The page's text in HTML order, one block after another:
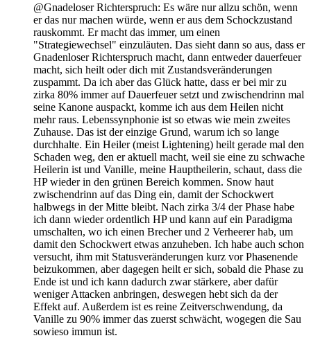
@Gnadeloser Richterspruch: Es wäre nur allzu schön, wenn
er das nur machen würde, wenn er aus dem Schockzustand
rauskommt. Er macht das immer, um einen
"Strategiewechsel" einzuläuten. Das sieht dann so aus, dass er
Gnadenloser Richterspruch macht, dann entweder dauerfeuer
macht, sich heilt oder dich mit Zustandsveränderungen
zuspammt. Da ich aber das Glück hatte, dass er bei mir zu
zirka 80% immer auf Dauerfeuer setzt und zwischendrinn mal
seine Kanone auspackt, komme ich aus dem Heilen nicht
mehr raus. Lebenssynphonie ist so etwas wie mein zweites
Zuhause. Das ist der einzige Grund, warum ich so lange
durchhalte. Ein Heiler (meist Lightening) heilt gerade mal den
Schaden weg, den er aktuell macht, weil sie eine zu schwache
Heilerin ist und Vanille, meine Hauptheilerin, schaut, dass die
HP wieder in den grünen Bereich kommen. Snow haut
zwischendrinn auf das Ding ein, damit der Schockwert
halbwegs in der Mitte bleibt. Nach zirka 3/4 der Phase habe
ich dann wieder ordentlich HP und kann auf ein Paradigma
umschalten, wo ich einen Brecher und 2 Verheerer hab, um
damit den Schockwert etwas anzuheben. Ich habe auch schon
versucht, ihm mit Statusveränderungen kurz vor Phasenende
beizukommen, aber dagegen heilt er sich, sobald die Phase zu
Ende ist und ich kann dadurch zwar stärkere, aber dafür
weniger Attacken anbringen, deswegen hebt sich da der
Effekt auf. Außerdem ist es reine Zeitverschwendung, da
Vanille zu 90% immer das zuerst schwächt, wogegen die Sau
sowieso immun ist.